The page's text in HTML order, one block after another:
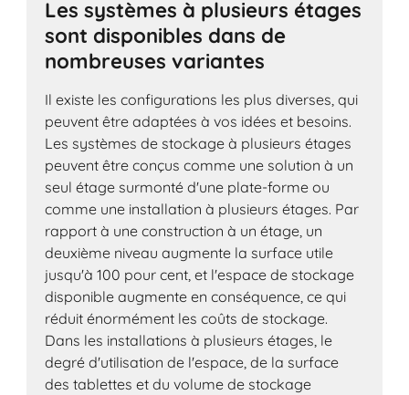
Les systèmes à plusieurs étages
sont disponibles dans de
nombreuses variantes
Il existe les configurations les plus diverses, qui
peuvent être adaptées à vos idées et besoins.
Les systèmes de stockage à plusieurs étages
peuvent être conçus comme une solution à un
seul étage surmonté d'une plate-forme ou
comme une installation à plusieurs étages. Par
rapport à une construction à un étage, un
deuxième niveau augmente la surface utile
jusqu'à 100 pour cent, et l'espace de stockage
disponible augmente en conséquence, ce qui
réduit énormément les coûts de stockage.
Dans les installations à plusieurs étages, le
degré d'utilisation de l'espace, de la surface
des tablettes et du volume de stockage